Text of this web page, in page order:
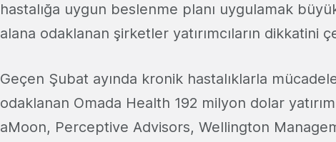
hastalığa uygun beslenme planı uygulamak
alana odaklanan şirketler yatırımcıların dikkatini
Geçen Şubat ayında kronik hastalıklarla
odaklanan Omada Health 192 milyon dolar yatırım
aMoon, Perceptive Advisors, Wellington